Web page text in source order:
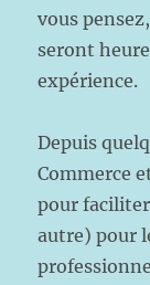
vous
seront
expérience.
Depuis
Commerce
pour faciliter
autre) pour